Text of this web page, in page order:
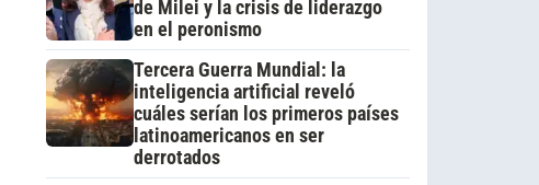
de Milei y la crisis de liderazgo
en el peronismo
Tercera Guerra Mundial: la
inteligencia artificial reveló
cuáles serían los primeros países
latinoamericanos en ser
derrotados